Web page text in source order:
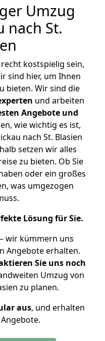
Umzug
nach St.
kostspielig sein,
sind hier, um Ihnen
bieten. Wir sind die
und arbeiten
Angebote und
wie wichtig es ist,
nach St. Blasien
setzen wir alles
zu bieten. Ob Sie
oder ein großes
was umgezogen
Lösung für Sie.
wir kümmern uns
Angebote erhalten.
Sie uns noch
Umzug von
zu planen.
aus, und erhalten